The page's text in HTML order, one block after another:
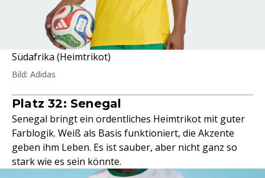
Südafrika (Heimtrikot)
Bild: Adidas
Platz 32: Senegal
Senegal bringt ein ordentliches Heimtrikot mit guter
Farblogik. Weiß als Basis funktioniert, die Akzente
geben ihm Leben. Es ist sauber, aber nicht ganz so
stark wie es sein könnte.